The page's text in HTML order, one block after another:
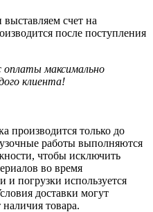
счет на
после поступления
максимально
клиента!
производится только до
работы выполняются
чтобы исключить
во время
и погрузки используется
доставки могут
наличия товара.